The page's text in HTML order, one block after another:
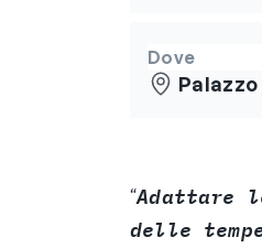
Dove
“Adattare
delle